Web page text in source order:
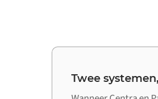
Twee